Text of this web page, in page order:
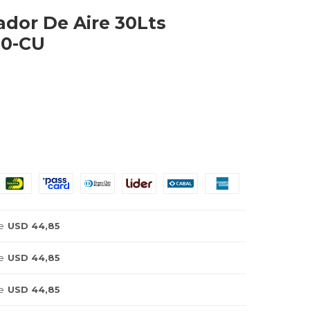
De Aire 30Lts
CU
USD 44,85
USD 44,85
USD 44,85